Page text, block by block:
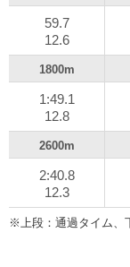
ディープボンド
パレスが並ぶ間
を広げ、最後はデ
した。勝ちタイ
シルヴァーソニ
イトルホルダー
ドも2周目向正面
59.7
12.6
1800m
1:49.1
12.8
2600m
2:40.8
12.3
※上段：通過タイム、